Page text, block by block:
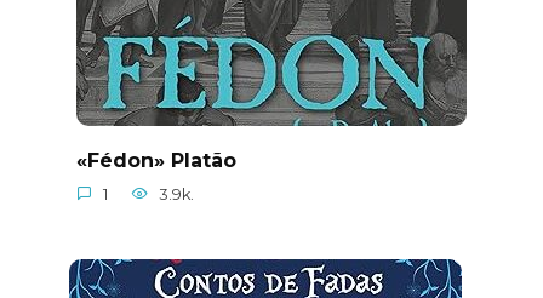
«Fédon» Platão
1 3.9k.